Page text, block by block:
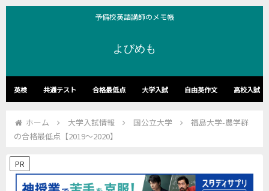
予備校英語講師のメモ帳
よびめも
英検 共通テスト 合格最低点 大学入試 自由英作文 高校入試
ホーム 大学入試情報 国公立大学
福島大学-農学群
の合格最低点【2019～2020】
PR